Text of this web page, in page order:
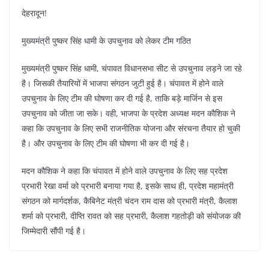
e
b
o
o
k
A
p
p
st a
m
dI
n
देहरादून!
मुख्यमंत्री पुष्कर सिंह धामी के उपचुनाव को लेकर टीम गठित
मुख्यमंत्री पुष्कर सिंह धामी, चंपावत विधानसभा सीट से उपचुनाव लड़ने जा रहे
है। जिसकी तैयारियों में भाजपा संगठन जुटी हुई है। चंपावत में होने वाले
उपचुनाव के लिए टीम की घोषणा कर दी गई है, ताकि बड़े मार्जिन से इस
उपचुनाव को जीता जा सके। वही, भाजपा के प्रदेश अध्यक्ष मदन कौशिक ने
कहा कि उपचुनाव के लिए सभी राजनीतिक योजना और संरचना तैयार हो चुकी
है। और उपचुनाव के लिए टीम की घोषणा भी कर दी गई है।
मदन कौशिक ने कहा कि चंपावत में होने वाले उपचुनाव के लिए सह प्रदेश
प्रभारी रेखा वर्मा को प्रभारी बनाया गया है, इसके साथ ही, प्रदेश महामंत्री
संगठन को मार्गदर्शक, कैबिनेट मंत्री चंदन राम दास को प्रभारी मंत्री, कैलाश
शर्मा को प्रभारी, दीप्ति रावत को सह प्रभारी, कैलाश गहतोड़ी को संयोजक की
जिम्मेदारी सौंपी गई है।